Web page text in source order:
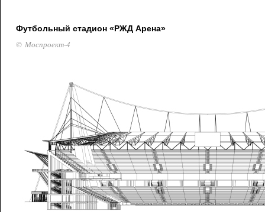
Футбольный стадион «РЖД Арена»
© Моспроект-4